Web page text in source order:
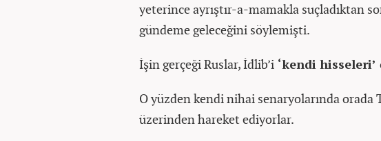
yeterince ayrıştır-a-mamakla suçladıktan
gündeme geleceğini söylemişti.
İşin gerçeği Ruslar, İdlib’i ‘kendi hisseleri’
O yüzden kendi nihai senaryolarında orada
üzerinden hareket ediyorlar.